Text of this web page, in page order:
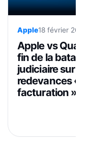
Apple18 février 2026
Apple vs
fin de la bataille
judiciaire sur les
redevances «
facturation »